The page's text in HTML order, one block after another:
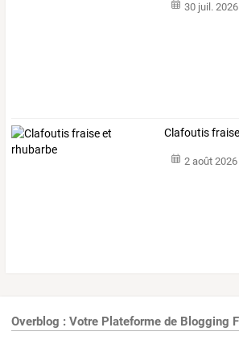
30 juil. 2026
Clafoutis
2 août 2026
Overblog : Votre Plateforme de Blogging